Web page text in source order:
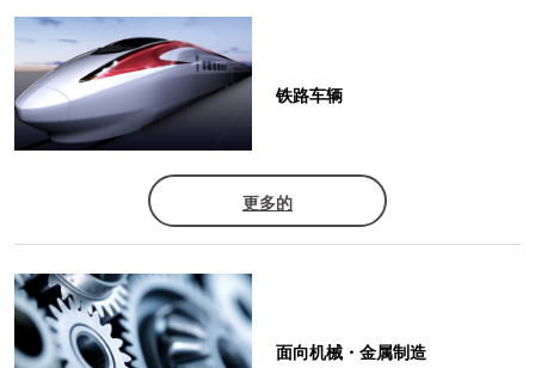
铁路车辆
更多的
面向机械・金属制造